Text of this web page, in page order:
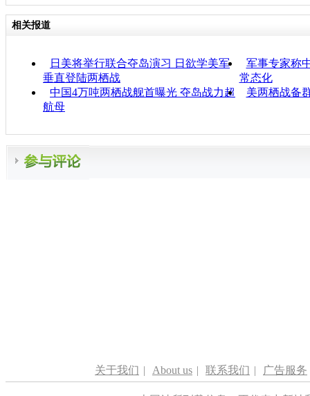
相关报道
日美将举行联合夺岛演习 日欲学美军
垂直登陆两栖战
军事专家称
常态化
中国4万吨两栖战舰首曝光 夺岛战力超
航母
美两栖战备
关于我们 | About us | 联系我们 | 广告服务